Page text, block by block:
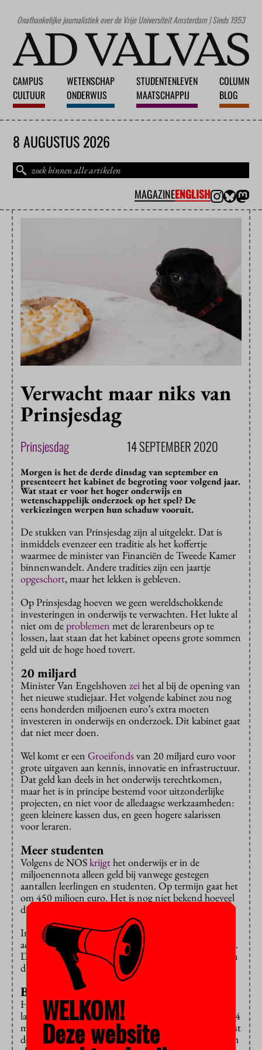
Onafhankelijke journalistiek over de Vrije Universiteit Amsterdam | Sinds 1953
CAMPUS
CULTUUR
WETENSCHAP
ONDERWIJS
STUDENTENLEVEN
MAATSCHAPPIJ
COLUMN
BLOG
8 AUGUSTUS 2026
MAGAZINEENGLISH
Verwacht maar niks van
Prinsjesdag
Prinsjesdag 14 SEPTEMBER 2020
Morgen is het de derde dinsdag van september en
presenteert het kabinet de begroting voor volgend jaar.
Wat staat er voor het hoger onderwijs en
wetenschappelijk onderzoek op het spel? De
verkiezingen werpen hun schaduw vooruit.
De stukken van Prinsjesdag zijn al uitgelekt. Dat is
inmiddels evenzeer een traditie als het koffertje
waarmee de minister van Financiën de Tweede Kamer
binnenwandelt. Andere tradities zijn een jaartje
opgeschort, maar het lekken is gebleven.
Op Prinsjesdag hoeven we geen wereldschokkende
investeringen in onderwijs te verwachten. Het lukte al
niet om deproblemen met de lerarenbeurs op te
lossen, laat staan dat het kabinet opeens grote sommen
geld uit de hoge hoed tovert.
20 miljard
Minister Van Engelshoven zeihet al bij de opening van
het nieuwe studiejaar. Het volgende kabinet zou nog
eens honderden miljoenen euro’s extra moeten
investeren in onderwijs en onderzoek. Dit kabinet gaat
dat niet meer doen.
Wel komt er een Groeifondsvan 20 miljard euro voor
grote uitgaven aan kennis, innovatie en infrastructuur.
Dat geld kan deels in het onderwijs terechtkomen,
maar het is in principe bestemd voor uitzonderlijke
projecten, en niet voor de alledaagse werkzaamheden:
geen kleinere kassen dus, en geen hogere salarissen
voor leraren.
Meer studenten
Volgens de NOSkrijgthet onderwijs er in de
miljoenennota alleen geld bij vanwege gestegen
aantallen leerlingen en studenten. Op termijn gaat het
om 450 miljoen euro. Het is nog niet bekend hoeveel
daarvan naar het hoger onderwijs gaat.
Inderdaad telt het hoger onderwijs voor de zevende
achtereenvolgende keer meer studenten dan
.
Dat levert financieel gesproken altijd problemen op en
dat maakt het politiek interessant.
Bezuiniging
Het vorige kabinet van VVD en PvdA had in zijn
laatste jaar ook zo’ntegenvaller
en kon het gat van 244
miljoen euro naar eigen zeggen niet dekken. Dat moest
de volgende coalitie maar doen. De PvdA had het toch
WELKOM!
Deze website